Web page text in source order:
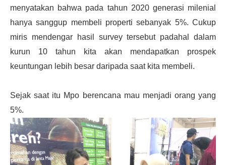
menyatakan bahwa pada tahun 2020 generasi milenial
hanya sanggup membeli properti sebanyak 5%. Cukup
miris mendengar hasil survey tersebut padahal dalam
kurun 10 tahun kita akan mendapatkan prospek
keuntungan lebih besar daripada saat kita membeli.
Sejak saat itu Mpo berencana mau menjadi orang yang
5%.